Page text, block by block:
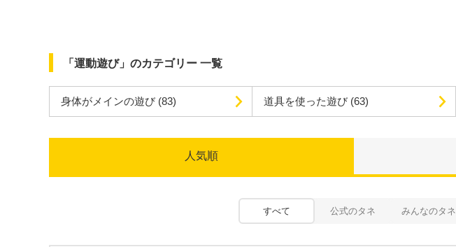
「運動遊び」のカテゴリー 一覧
身体がメインの遊び (83) 道具を使った遊び (63)
人気順
すべて 公式のタネ みんなのタネ